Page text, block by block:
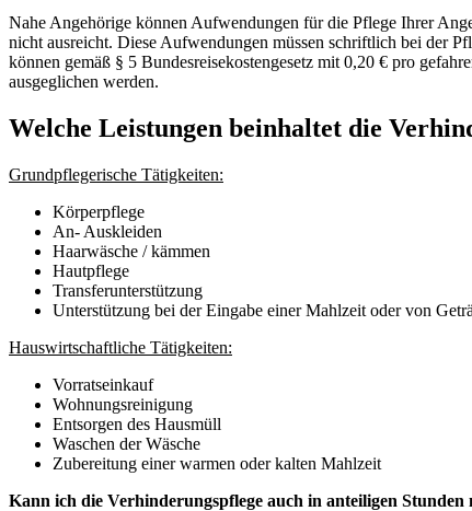
Nahe Angehörige können Aufwendungen für die Pflege Ihrer
nicht ausreicht. Diese Aufwendungen müssen schriftlich bei der
können gemäß § 5 Bundesreisekostengesetz mit 0,20 € pro
ausgeglichen werden.
Welche Leistungen beinhaltet die
Grundpflegerische Tätigkeiten:
Körperpflege
An- Auskleiden
Haarwäsche / kämmen
Hautpflege
Transferunterstützung
Unterstützung bei der Eingabe einer Mahlzeit oder von
Hauswirtschaftliche Tätigkeiten:
Vorratseinkauf
Wohnungsreinigung
Entsorgen des Hausmüll
Waschen der Wäsche
Zubereitung einer warmen oder kalten Mahlzeit
Kann ich die Verhinderungspflege auch in anteiligen Stunden